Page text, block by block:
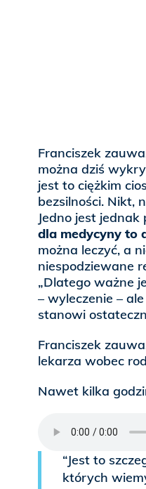
Franciszek
można dziś
jest to ciężkim
bezsilności. Nikt,
Jedno jest jednak
dla medycyny to
można leczyć, a
niespodziewane
„Dlatego ważne
– wyleczenie –
stanowi
Franciszek
lekarza wobec
Nawet kilka
“Jest to
których